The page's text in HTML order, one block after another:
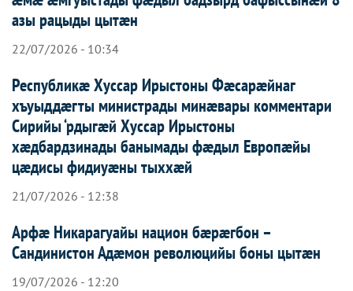
азы рацыды цытæн
22/07/2026 - 10:34
Республикæ Хуссар Ирыстоны Фæсарæйнаг
хъуыддæгты министрады минæвары комментари
Сирийы ‘рдыгæй Хуссар Ирыcтоны
хæдбардзинады банымады фæдыл Европæйы
цæдисы фидиуæны тыххæй
21/07/2026 - 12:38
Арфæ Никарагуайы национ бæрæгбон –
Сандинистон Адæмон революцийы боны цытæн
19/07/2026 - 12:20